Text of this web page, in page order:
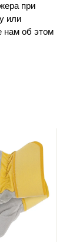
при
или
нам об этом